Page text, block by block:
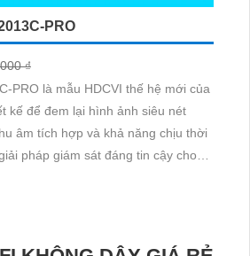
PRO
₫
là mẫu HDCVI thế hệ mới của
kế để đem lại hình ảnh siêu nét
âm tích hợp và khả năng chịu thời